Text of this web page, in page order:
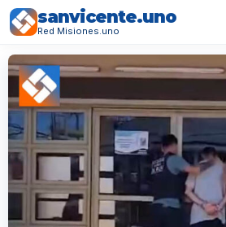
sanvicente.uno
Red Misiones.uno